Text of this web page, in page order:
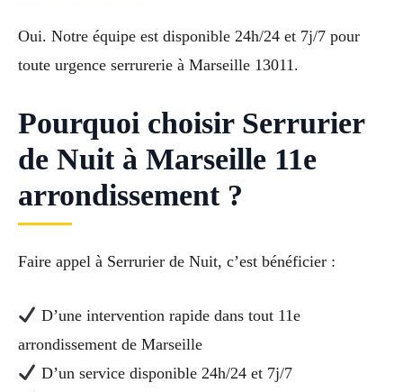
Oui. Notre équipe est disponible 24h/24 et 7j/7 pour
toute urgence serrurerie à Marseille 13011.
Pourquoi choisir Serrurier
de Nuit à Marseille 11e
arrondissement ?
Faire appel à Serrurier de Nuit, c’est bénéficier :
D’une intervention rapide dans tout 11e
arrondissement de Marseille
D’un service disponible 24h/24 et 7j/7